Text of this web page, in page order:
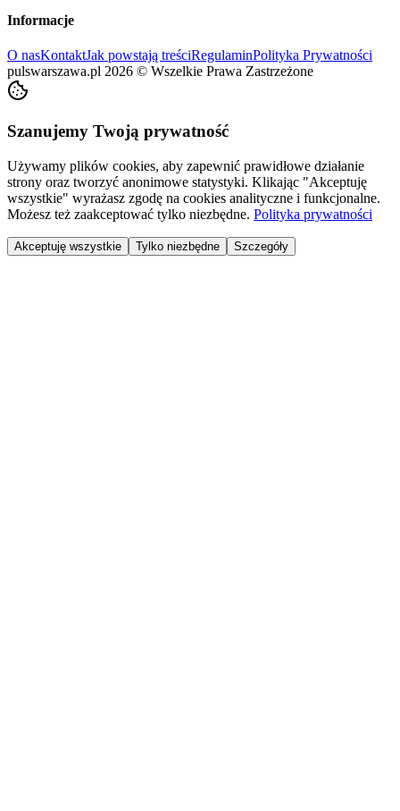
Informacje
O nasKontaktJak powstają treściRegulaminPolityka Prywatności
pulswarszawa.pl 2026 © Wszelkie Prawa Zastrzeżone
Szanujemy Twoją prywatność
Używamy plików cookies, aby zapewnić prawidłowe działanie
strony oraz tworzyć anonimowe statystyki. Klikając "Akceptuję
wszystkie" wyrażasz zgodę na cookies analityczne i funkcjonalne.
Możesz też zaakceptować tylko niezbędne. Polityka prywatności
Akceptuję wszystkie Tylko niezbędne Szczegóły